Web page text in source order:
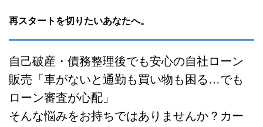
再スタートを切りたいあなたへ。
自己破産・債務整理後でも安心の自社ローン
販売「車がないと通勤も買い物も困る…でも
ローン審査が心配」
そんな悩みをお持ちではありませんか？カー